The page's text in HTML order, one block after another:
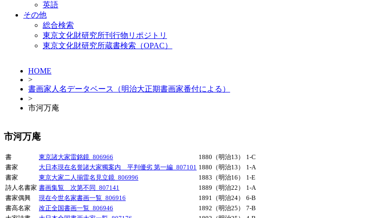
英語
その他
総合検索
東京文化財研究所刊行物リポジトリ
東京文化財研究所蔵書検索（OPAC）
HOME
>
書画家人名データベース（明治大正期書画家番付による）
>
市河万庵
市河万庵
書 東京諸大家雷銘鏡_806966 1880（明治13）
1-C
書家
大日本現在名誉諸大家獨案内 平判優劣 第一編_807101 1880（明治13）
1-A
書家
東京大家二人揃雷名見立鏡_806996 1883（明治16）
1-E
詩人名書家 書画集覧 次第不同_807141 1889（明治22）
1-A
書家偶興
現在今世名家書画一覧_806916 1891（明治24）
6-B
書高名家
改正全国書画一覧_806946 1892（明治25）
7-B